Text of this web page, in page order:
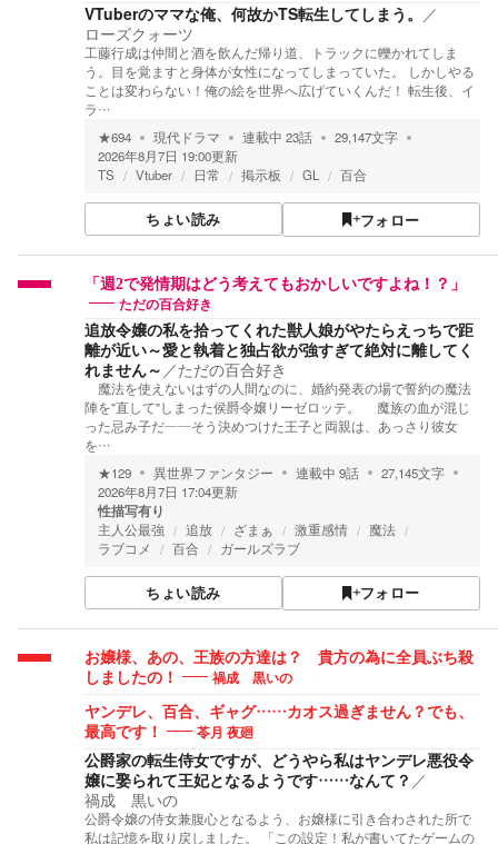
VTuberのママな俺、何故かTS転生してしまう。 ／
ローズクォーツ
工藤行成は仲間と酒を飲んだ帰り道、トラックに轢かれてしま
う。目を覚ますと身体が女性になってしまっていた。 しかしやる
ことは変わらない！俺の絵を世界へ広げていくんだ！ 転生後、イ
ラ…
★694 現代ドラマ 連載中 23話 29,147文字
2026年8月7日 19:00更新
TS
Vtuber 日常 掲示板 GL 百合
ちょい読み フォロー
「週2で発情期はどう考えてもおかしいですよね！？」
ただの百合好き
追放令嬢の私を拾ってくれた獣人娘がやたらえっちで距
離が近い～愛と執着と独占欲が強すぎて絶対に離してく
れません～ ／ただの百合好き
魔法を使えないはずの人間なのに、婚約発表の場で誓約の魔法
陣を"直して"しまった侯爵令嬢リーゼロッテ。 魔族の血が混じ
った忌み子だ――そう決めつけた王子と両親は、あっさり彼女
を…
★129 異世界ファンタジー 連載中 9話 27,145文字
2026年8月7日 17:04更新
性描写有り
主人公最強 追放 ざまぁ 激重感情
魔法
ラブコメ
百合 ガールズラブ
ちょい読み フォロー
お嬢様、あの、王族の方達は？ 貴方の為に全員ぶち殺
しましたの！
禍成 黒いの
ヤンデレ、百合、ギャグ……カオス過ぎません？でも、
最高です！
苓月 夜廻
公爵家の転生侍女ですが、どうやら私はヤンデレ悪役令
嬢に娶られて王妃となるようです……なんて？ ／
禍成 黒いの
公爵令嬢の侍女兼腹心となるよう、お嬢様に引き合わされた所で
私は記憶を取り戻しました。 「この設定！私が書いてたゲームの